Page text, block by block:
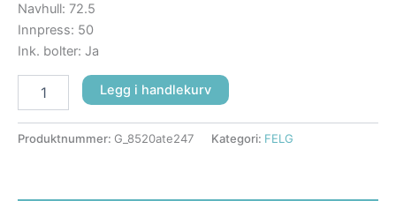
Navhull: 72.5
Innpress: 50
Ink. bolter: Ja
Legg i handlekurv
Produktnummer: G_8520ate247 Kategori: FELG